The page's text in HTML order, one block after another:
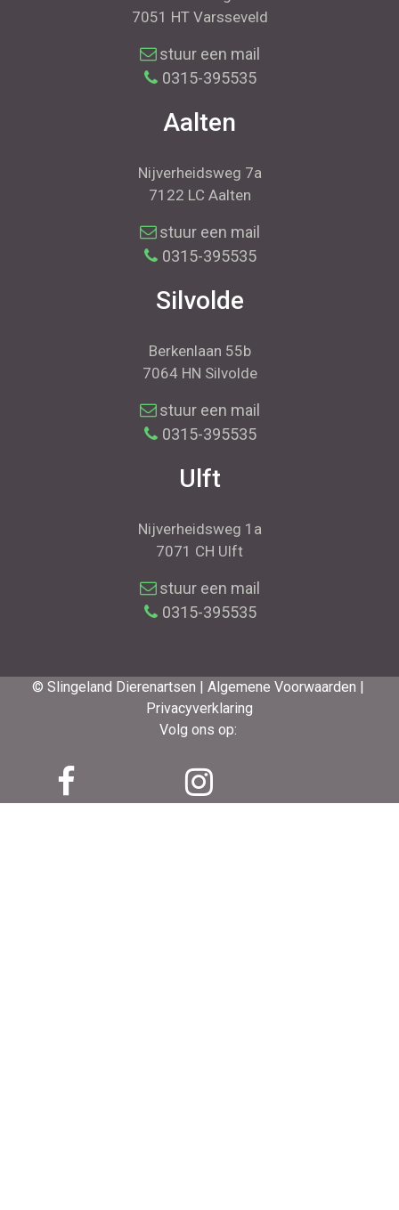
7051 HT Varsseveld
stuur een mail
0315-395535
Aalten
Nijverheidsweg 7a
7122 LC Aalten
stuur een mail
0315-395535
Silvolde
Berkenlaan 55b
7064 HN Silvolde
stuur een mail
0315-395535
Ulft
Nijverheidsweg 1a
7071 CH Ulft
stuur een mail
0315-395535
© Slingeland Dierenartsen | Algemene Voorwaarden |
Privacyverklaring
Volg ons op: